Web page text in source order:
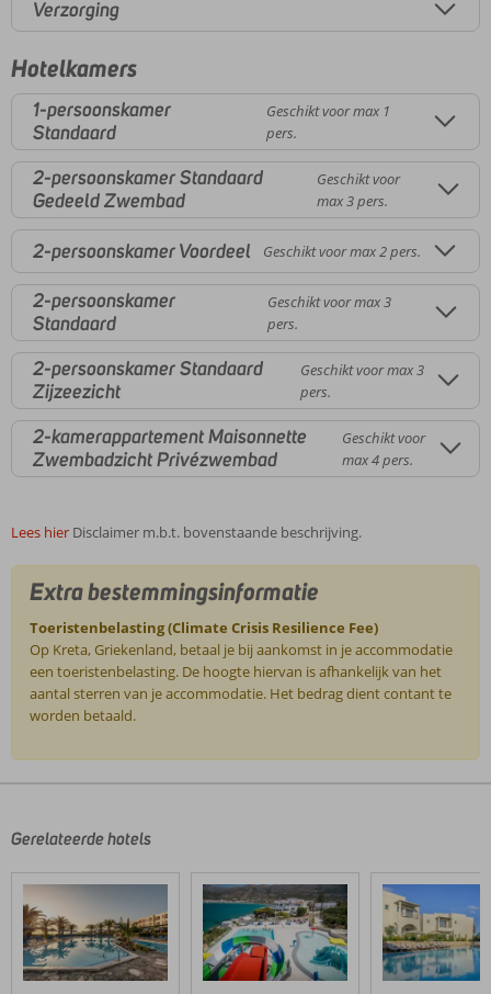
Verzorging
Hotelkamers
1-persoonskamer
Standaard
Geschikt voor max 1
pers.
2-persoonskamer Standaard
Gedeeld Zwembad
Geschikt voor
max 3 pers.
2-persoonskamer Voordeel Geschikt voor max 2 pers.
2-persoonskamer
Standaard
Geschikt voor max 3
pers.
2-persoonskamer Standaard
Zijzeezicht
Geschikt voor max 3
pers.
2-kamerappartement Maisonnette
Zwembadzicht Privézwembad
Geschikt voor
max 4 pers.
Lees hier Disclaimer m.b.t. bovenstaande beschrijving.
Extra bestemmingsinformatie
Toeristenbelasting (Climate Crisis Resilience Fee)
Op Kreta, Griekenland, betaal je bij aankomst in je accommodatie
een toeristenbelasting. De hoogte hiervan is afhankelijk van het
aantal sterren van je accommodatie. Het bedrag dient contant te
worden betaald.
door
klanten
geschreven
na
hun
verblijf
Gerelateerde hotels